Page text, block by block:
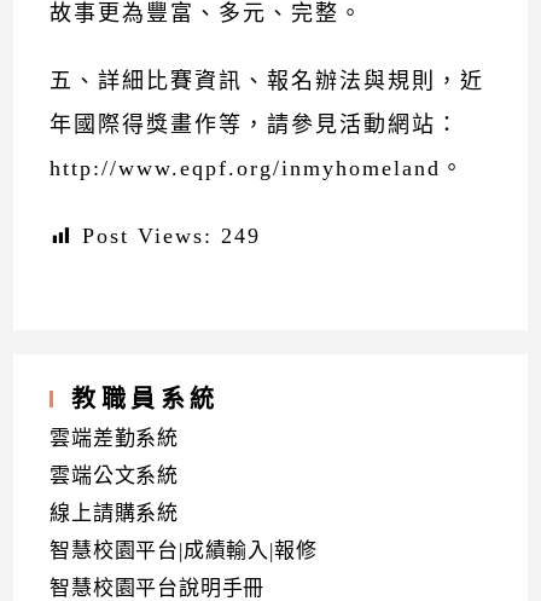
故事更為豐富、多元、完整。
五、詳細比賽資訊、報名辦法與規則，近
年國際得獎畫作等，請參見活動網站：
http://www.eqpf.org/inmyhomeland。
Post Views: 249
教職員系統
雲端差勤系統
雲端公文系統
線上請購系統
智慧校園平台|成績輸入|報修
智慧校園平台說明手冊